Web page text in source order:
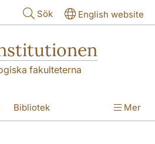
Sök English website
fakulteterna
Bibliotek Mer